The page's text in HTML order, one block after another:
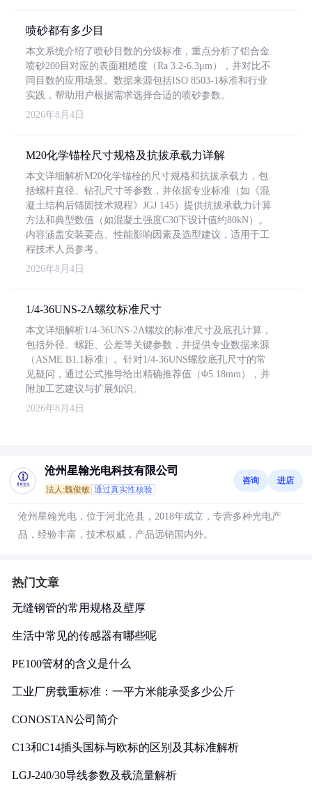
喷砂都有多少目
本文系统介绍了喷砂目数的分级标准，重点分析了铝合金
喷砂200目对应的表面粗糙度（Ra 3.2-6.3μm），并对比不
同目数的应用场景。数据来源包括ISO 8503-1标准和行业
实践，帮助用户根据需求选择合适的喷砂参数。
2026年8月4日
M20化学锚栓尺寸规格及抗拔承载力详解
本文详细解析M20化学锚栓的尺寸规格和抗拔承载力，包
括螺杆直径、钻孔尺寸等参数，并依据专业标准（如《混
凝土结构后锚固技术规程》JGJ 145）提供抗拔承载力计算
方法和典型数值（如混凝土强度C30下设计值约80kN）。
内容涵盖安装要点、性能影响因素及选型建议，适用于工
程技术人员参考。
2026年8月4日
1/4-36UNS-2A螺纹标准尺寸
本文详细解析1/4-36UNS-2A螺纹的标准尺寸及底孔计算，
包括外径、螺距、公差等关键参数，并提供专业数据来源
（ASME B1.1标准）。针对1/4-36UNS螺纹底孔尺寸的常
见疑问，通过公式推导给出精确推荐值（Φ5.18mm），并
附加工艺建议与扩展知识。
2026年8月4日
沧州星翰光电科技有限公司
法人:魏俊敏 通过真实性核验
咨询 进店
沧州星翰光电，位于河北沧县，2018年成立，专营多种光电产
品，经验丰富，技术权威，产品远销国内外。
热门文章
无缝钢管的常用规格及壁厚
生活中常见的传感器有哪些呢
PE100管材的含义是什么
工业厂房载重标准：一平方米能承受多少公斤
CONOSTAN公司简介
C13和C14插头国标与欧标的区别及其标准解析
LGJ-240/30导线参数及载流量解析